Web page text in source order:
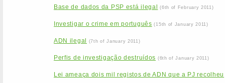
Base de dados da PSP está ilegal (6th of February 2011)
Investigar o crime em português (15th of January 2011)
ADN ilegal (7th of January 2011)
Perfis de investigação destruídos (6th of January 2011)
Lei ameaça dois mil registos de ADN que a PJ recolheu